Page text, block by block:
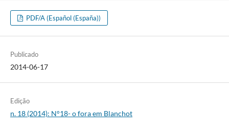
PDF/A (Español (España))
Publicado
2014-06-17
Edição
n. 18 (2014): N°18- o fora em Blanchot